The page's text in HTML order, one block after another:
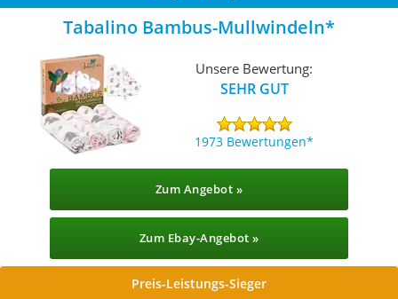
Tabalino Bambus-Mullwindeln
Unsere Bewertung:
SEHR GUT
1973 Bewertungen
Zum Angebot »
Zum Ebay-Angebot »
Preis-Leistungs-Sieger